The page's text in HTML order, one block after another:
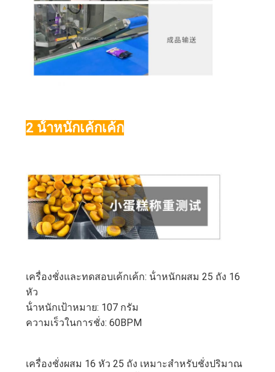
2 น้ําหนักเค้กเค้ก
เครื่องชั่งและทดสอบเค้กเค้ก: น้ําหนักผสม 25 ถัง 16
หัว
น้ําหนักเป้าหมาย: 107 กรัม
ความเร็วในการชั่ง: 60BPM
เครื่องชั่งผสม 16 หัว 25 ถัง เหมาะสําหรับชั่งปริมาณ